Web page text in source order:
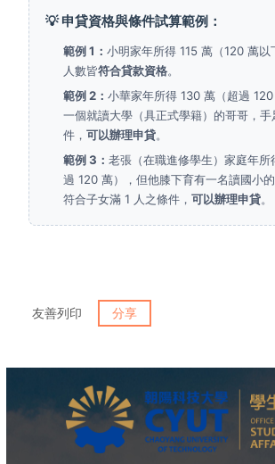
💡 申貸資格與條件試算範例：
範例 1： 小明家年所得 115 萬（120 萬以
人數皆符合貸款資格。
範例 2： 小華家年所得 130 萬（超過
一個就讀大學（具正式學籍）的哥哥，手
件， 可以辦理申貸。
範例 3： 老張（在職進修學生）家庭年所
過 120 萬），但他膝下育有一名讀國小
符合子女滿 1 人之條件， 可以辦理申貸。
友善列印 分享